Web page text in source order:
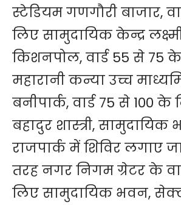
स्टेडियम गणगौरी बाजार,
लिए सामुदायिक केन्द्र
किशनपोल, वार्ड 55 से 75
महारानी कन्या उच्च
बनीपार्क, वार्ड 75 से 100
बहादुर शास्त्री, सामुदायिक
राजपार्क में शिविर लगाए
तरह नगर निगम ग्रेटर के
लिए सामुदायिक भवन,